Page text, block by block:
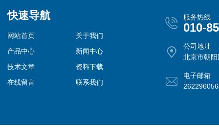
快速导航
网站首页
关于我们
产品中心
新闻中心
技术文章
资料下载
在线留言
联系我们
服务热线
010-
公司地址
北京市朝
电子邮箱